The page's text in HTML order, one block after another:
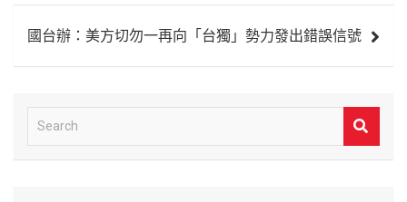
覽國台辦：美方切勿一再向「台獨」勢力發出錯誤信號
e